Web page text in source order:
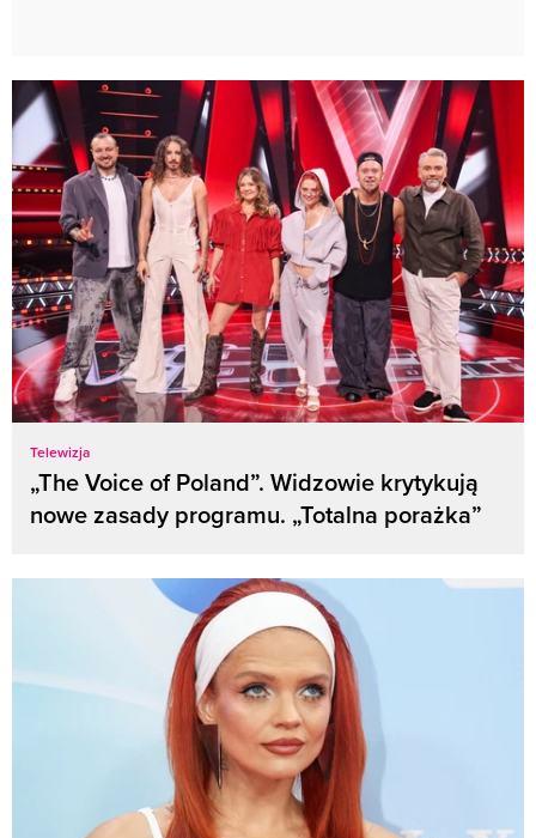
Telewizja
„The Voice of Poland”. Widzowie krytykują
nowe zasady programu. „Totalna porażka”